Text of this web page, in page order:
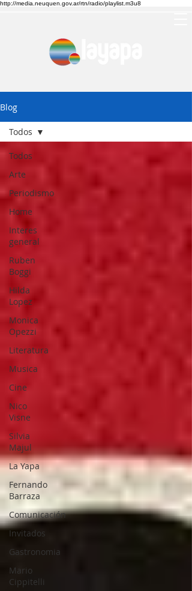
http://media.neuquen.gov.ar/rtn/radio/playlist.m3u8
Blog
Todos
Arte
Periodismo
Home
Interes
general
Ruben
Boggi
Hilda
Lopez
Monica
Opezzi
Literatura
Musica
Cine
Nico
Visne
Silvia
Majul
La Yapa
Fernando
Barraza
Comunicación
Invitados
Gastronomia
Mario
Cippitelli
Todos